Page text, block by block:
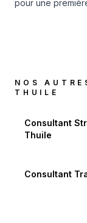
pour une
NOS
THUILE
Consultant
Thuile
Consultant